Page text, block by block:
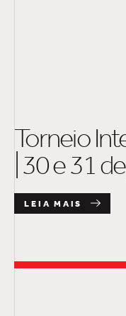
Torneio
| 30 e 31
LEIA MAIS